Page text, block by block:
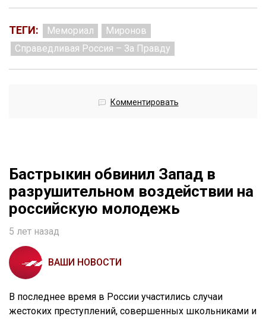
ТЕГИ: Мемориал
Миронов
Справедливая Россия – За Правду
Комментировать
Бастрыкин обвинил Запад в
разрушительном воздействии на
российскую молодежь
5 лет назад
ВАШИ НОВОСТИ
В последнее время в России участились случаи
жестоких преступлений, совершенных школьниками и